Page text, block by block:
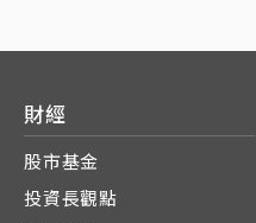
財經
股市基金
投資長觀點